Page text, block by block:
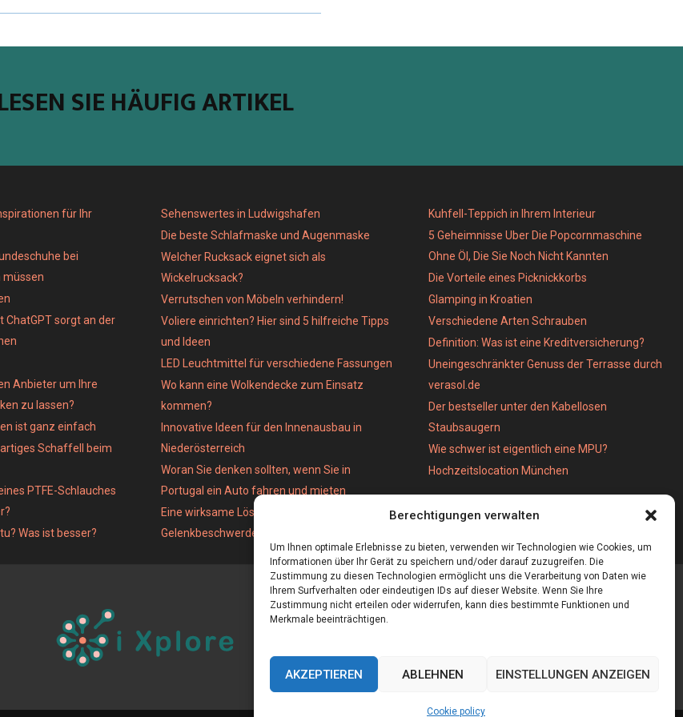
Berechtigungen verwalten
Um Ihnen optimale Erlebnisse zu bieten, verwenden wir Technologien wie Cookies, um
Informationen über Ihr Gerät zu speichern und/oder darauf zuzugreifen. Die
Zustimmung zu diesen Technologien ermöglicht uns die Verarbeitung von Daten wie
Ihrem Surfverhalten oder eindeutigen IDs auf dieser Website. Wenn Sie Ihre
Zustimmung nicht erteilen oder widerrufen, kann dies bestimmte Funktionen und
Merkmale beeinträchtigen.
AKZEPTIEREN ABLEHNEN EINSTELLUNGEN ANZEIGEN
Cookie policy
SIE HÄUFIG ARTIKEL
für Ihr
bei
müssen
ChatGPT sorgt an der
Anbieter um Ihre
zu lassen?
ist ganz einfach
Schaffell beim
PTFE-Schlauches
Was ist besser?
Sehenswertes in Ludwigshafen
Die beste Schlafmaske und Augenmaske
Welcher Rucksack eignet sich als
Wickelrucksack?
Verrutschen von Möbeln verhindern!
Voliere einrichten? Hier sind 5 hilfreiche Tipps
und Ideen
LED Leuchtmittel für verschiedene Fassungen
Wo kann eine Wolkendecke zum Einsatz
kommen?
Innovative Ideen für den Innenausbau in
Niederösterreich
Woran Sie denken sollten, wenn Sie in
Portugal ein Auto fahren und mieten
Eine wirksame Lösung für
Gelenkbeschwerden
Kuhfell-Teppich in Ihrem Interieur
5 Geheimnisse Uber Die Popcornmaschine
Ohne Öl, Die Sie Noch Nicht Kannten
Die Vorteile eines Picknickkorbs
Glamping in Kroatien
Verschiedene Arten Schrauben
Definition: Was ist eine Kreditversicherung?
Uneingeschränkter Genuss der Terrasse durch
verasol.de
Der bestseller unter den Kabellosen
Staubsaugern
Wie schwer ist eigentlich eine MPU?
Hochzeitslocation München